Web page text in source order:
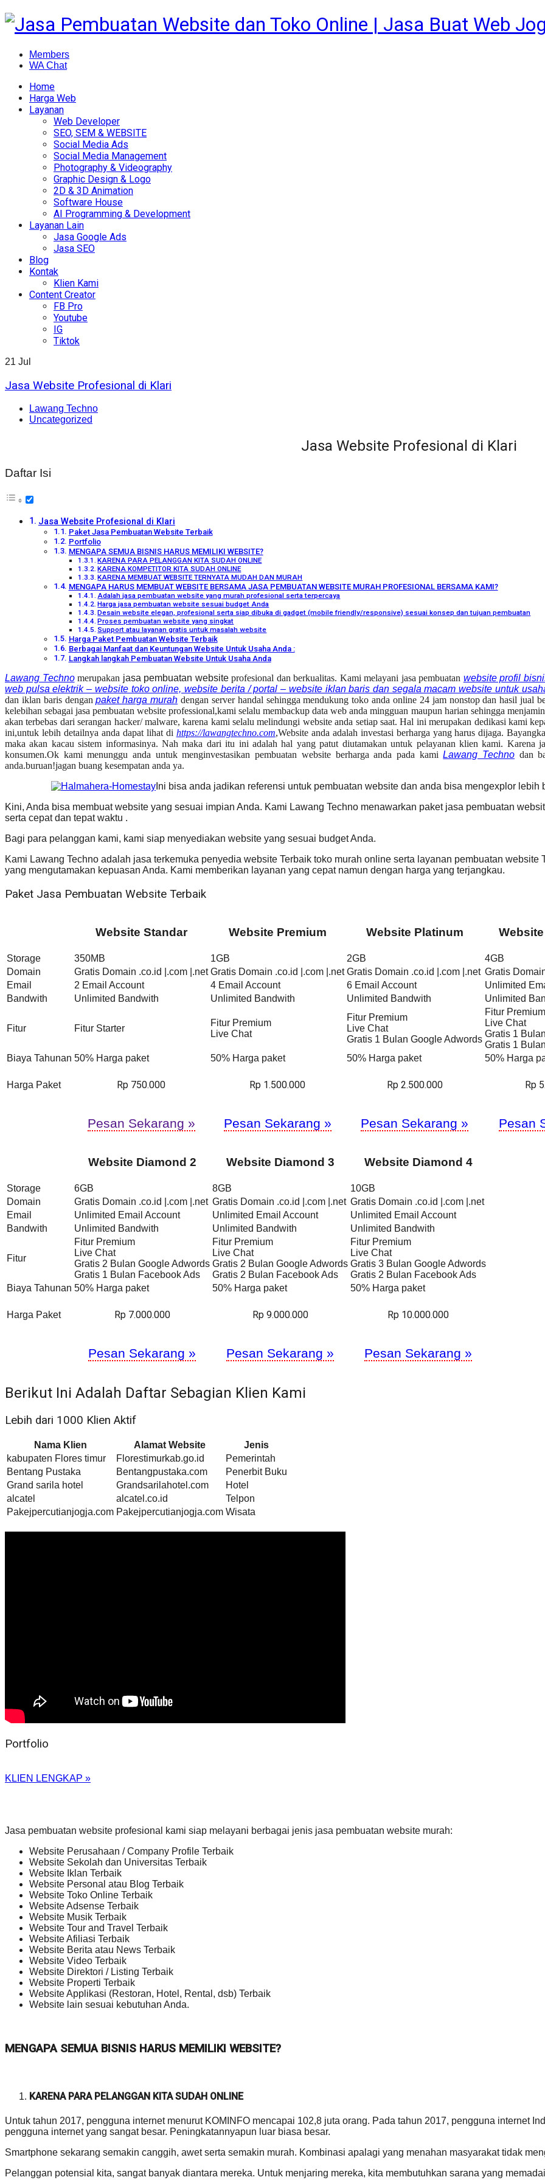
Members
WA Chat
Home
Harga Web
Layanan
Web Developer
SEO, SEM & WEBSITE
Social Media Ads
Social Media Management
Photography & Videography
Graphic Design & Logo
2D & 3D Animation
Software House
AI Programming & Development
Layanan Lain
Jasa Google Ads
Jasa SEO
Blog
Kontak
Klien Kami
Content Creator
FB Pro
Youtube
IG
Tiktok
21 Jul
Jasa Website Profesional di Klari
Lawang Techno
Uncategorized
Jasa Website Profesional di Klari
Daftar Isi
Jasa Website Profesional di Klari
Paket Jasa Pembuatan Website Terbaik
Portfolio
MENGAPA SEMUA BISNIS HARUS MEMILIKI WEBSITE?
KARENA PARA PELANGGAN KITA SUDAH ONLINE
KARENA KOMPETITOR KITA SUDAH ONLINE
KARENA MEMBUAT WEBSITE TERNYATA MUDAH DAN MURAH
MENGAPA HARUS MEMBUAT WEBSITE BERSAMA JASA PEMBUATAN WEBSITE MURAH PROFESIONAL BERSAMA KAMI?
Adalah jasa pembuatan website yang murah profesional serta terpercaya
Harga jasa pembuatan website sesuai budget Anda
Desain website elegan, profesional serta siap dibuka di gadget (mobile friendly/responsive) sesuai konsep dan tujuan pembuatan
Proses pembuatan website yang singkat
Support atau layanan gratis untuk masalah website
Harga Paket Pembuatan Website Terbaik
Berbagai Manfaat dan Keuntungan Website Untuk Usaha Anda :
Langkah langkah Pembuatan Website Untuk Usaha Anda
Lawang Techno merupakan jasa pembuatan websiteprofesional dan berkualitas. Kami melayani jasa pembuatan website profil
web pulsa elektrik – website toko online, website berita / portal – website iklan baris dan segala macam website untuk
dan iklan baris denganpaket harga murah dengan server handal sehingga mendukung toko anda online 24 jam nonstop dan hasil jual
kelebihan sebagai jasa pembuatan website professional,kami selalu membackup data web anda mingguan maupun harian sehingga
akan terbebas dari serangan hacker/ malware, karena kami selalu melindungi website anda setiap saat. Hal ini merupakan dedikasi kami
ini,untuk lebih detailnya anda dapat lihat di https://lawangtechno.com,Website anda adalah investasi berharga yang harus dijaga.
maka akan kacau sistem informasinya. Nah maka dari itu ini adalah hal yang patut diutamakan untuk pelayanan klien kami. Karena
konsumen.Ok kami menunggu anda untuk menginvestasikan pembuatan website berharga anda pada kamiLawang Techno dan
anda.buruan!jagan buang kesempatan anda ya.
Ini bisa anda jadikan referensi untuk pembuatan website dan anda bisa mengexplor lebih
Kini, Anda bisa membuat website yang sesuai impian Anda. Kami Lawang Techno menawarkan paket jasa pembuatan
serta cepat dan tepat waktu .
Bagi para pelanggan kami, kami siap menyediakan website yang sesuai budget Anda.
Kami Lawang Techno adalah jasa terkemuka penyedia website Terbaik toko murah online serta layanan pembuatan
yang mengutamakan kepuasan Anda. Kami memberikan layanan yang cepat namun dengan harga yang terjangkau.
Paket Jasa Pembuatan Website Terbaik
Website Standar Website Premium Website Platinum
Storage 350MB 1GB 2GB
4GB
Domain
Gratis Domain .co.id |.com |.net Gratis Domain .co.id |.com |.net Gratis Domain .co.id |.com |.net Gratis
Email
2 Email Account 4 Email Account 6 Email Account
Unlimited
Bandwith
Unlimited Bandwith Unlimited Bandwith Unlimited Bandwith Unlimited
Fitur Fitur Starter
Fitur Premium
Live Chat
Fitur Premium
Live Chat
Gratis 1 Bulan Google Adwords
Fitur Premium
Live Chat
Gratis 1
Gratis 1
Biaya Tahunan 50% Harga paket 50% Harga paket 50% Harga paket 50% Harga
Harga Paket Rp 750.000 Rp 1.500.000 Rp 2.500.000 Rp
Pesan Sekarang » Pesan Sekarang » Pesan Sekarang » Pesan
Website Diamond 2 Website Diamond 3 Website Diamond 4
Storage 6GB 8GB
10GB
Domain
Gratis Domain .co.id |.com |.net Gratis Domain .co.id |.com |.net Gratis Domain .co.id |.com |.net
Email
Unlimited Email Account Unlimited Email Account
Unlimited Email Account
Bandwith
Unlimited Bandwith Unlimited Bandwith Unlimited Bandwith
Fitur
Fitur Premium
Live Chat
Gratis 2 Bulan Google Adwords
Gratis 1 Bulan Facebook Ads
Fitur Premium
Live Chat
Gratis 2 Bulan Google Adwords
Gratis 2 Bulan Facebook Ads
Fitur Premium
Live Chat
Gratis 3 Bulan Google Adwords
Gratis 2 Bulan Facebook Ads
Biaya Tahunan 50% Harga paket 50% Harga paket 50% Harga paket
Harga Paket Rp 7.000.000 Rp 9.000.000 Rp 10.000.000
Pesan Sekarang » Pesan Sekarang » Pesan Sekarang »
Berikut Ini Adalah Daftar Sebagian Klien Kami
Lebih dari 1000 Klien Aktif
Nama Klien Alamat Website
Jenis
kabupaten Flores timur
Florestimurkab.go.id
Pemerintah
Bentang Pustaka
Bentangpustaka.com
Penerbit Buku
Grand sarila hotel
Grandsarilahotel.com
Hotel
alcatel
alcatel.co.id
Telpon
Pakejpercutianjogja.com Pakejpercutianjogja.com Wisata
Portfolio
KLIEN LENGKAP »
Jasa pembuatan website profesional kami siap melayani berbagai jenis jasa pembuatan website murah:
Website Perusahaan / Company Profile Terbaik
Website Sekolah dan Universitas Terbaik
Website Iklan Terbaik
Website Personal atau Blog Terbaik
Website Toko Online Terbaik
Website Adsense Terbaik
Website Musik Terbaik
Website Tour and Travel Terbaik
Website Afiliasi Terbaik
Website Berita atau News Terbaik
Website Video Terbaik
Website Direktori / Listing Terbaik
Website Properti Terbaik
Website Applikasi (Restoran, Hotel, Rental, dsb) Terbaik
Website lain sesuai kebutuhan Anda.
MENGAPA SEMUA BISNIS HARUS MEMILIKI WEBSITE?
KARENA PARA PELANGGAN KITA SUDAH ONLINE
Untuk tahun 2017, pengguna internet menurut KOMINFO mencapai 102,8 juta orang. Pada tahun 2017, pengguna internet
pengguna internet yang sangat besar. Peningkatannyapun luar biasa besar.
Smartphone sekarang semakin canggih, awet serta semakin murah. Kombinasi apalagi yang menahan masyarakat tidak
Pelanggan potensial kita, sangat banyak diantara mereka. Untuk menjaring mereka, kita membutuhkan sarana yang